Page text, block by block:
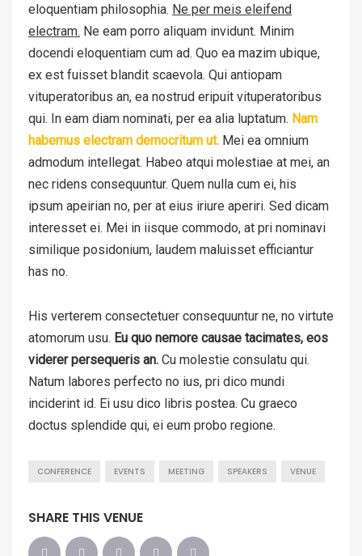
eloquentiam philosophia. Ne per meis eleifend
electram. Ne eam porro aliquam invidunt. Minim
docendi eloquentiam cum ad. Quo ea mazim ubique,
ex est fuisset blandit scaevola. Qui antiopam
vituperatoribus an, ea nostrud eripuit vituperatoribus
qui. In eam diam nominati, per ea alia luptatum. Nam
habemus electram democritum ut. Mei ea omnium
admodum intellegat. Habeo atqui molestiae at mei, an
nec ridens consequuntur. Quem nulla cum ei, his
ipsum apeirian no, per at eius iriure aperiri. Sed dicam
interesset ei. Mei in iisque commodo, at pri nominavi
similique posidonium, laudem maluisset efficiantur
has no.
His verterem consectetuer consequuntur ne, no virtute
atomorum usu. Eu quo nemore causae tacimates, eos
viderer persequeris an. Cu molestie consulatu qui.
Natum labores perfecto no ius, pri dico mundi
inciderint id. Ei usu dico libris postea. Cu graeco
doctus splendide qui, ei eum probo regione.
CONFERENCE EVENTS MEETING SPEAKERS VENUE
SHARE THIS VENUE